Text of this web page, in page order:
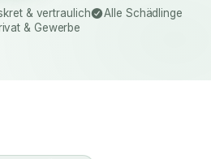
& vertraulich
Alle Schädlinge
& Gewerbe